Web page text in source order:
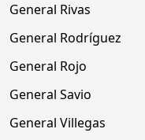
General Rivas
General Rodríguez
General Rojo
General Savio
General Villegas